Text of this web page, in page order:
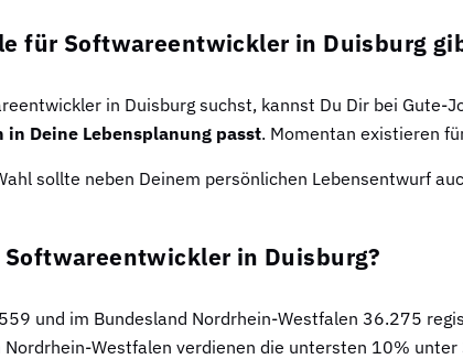
für Softwareentwickler in Duisburg
in Duisburg suchst, kannst Du Dir bei
Deine Lebensplanung passt. Momentan existieren
sollte neben Deinem persönlichen Lebensentwurf
in Duisburg?
und im Bundesland Nordrhein-Westfalen 36.275
Westfalen verdienen die untersten 10%